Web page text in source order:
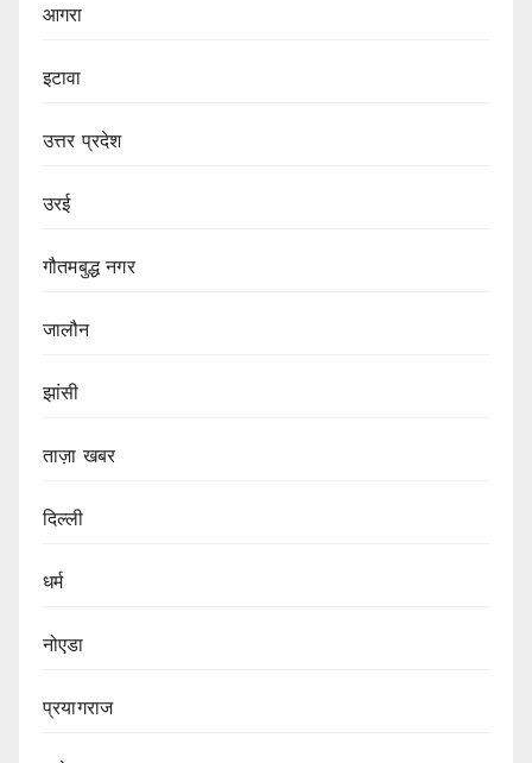
आगरा
इटावा
उत्तर प्रदेश
उरई
गौतमबुद्ध नगर
जालौन
झांसी
ताज़ा खबर
दिल्ली
धर्म
नोएडा
प्रयागराज